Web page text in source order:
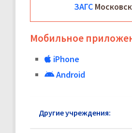
ЗАГС
Мобильное
iPhone
Android
Другие учреждения: